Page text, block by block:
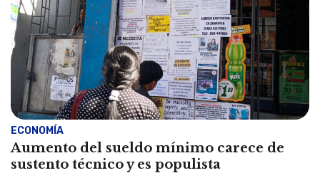
ECONOMÍA
Aumento del sueldo mínimo carece de
sustento técnico y es populista